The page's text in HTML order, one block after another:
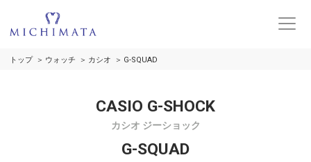
トップ ウォッチ カシオ G-SQUAD
CASIO G-SHOCK
カシオ ジーショック
G-SQUAD